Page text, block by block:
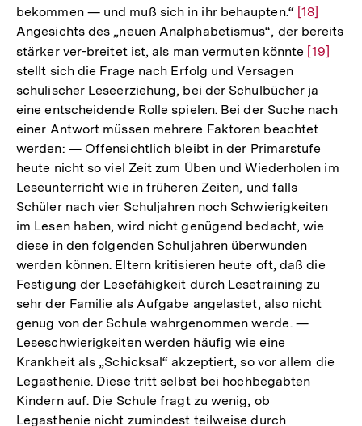
bekommen — und muß sich in ihr behaupten.“ Zur
Auflösung
der
[18]
Angesichts des „neuen Analphabetismus“, der bereits
stärker ver-breitet ist, als man vermuten könnte Zur
der
Fußnote
[19]
stellt sich die Frage nach Erfolg und Versagen
schulischer Leseerziehung, bei der Schulbücher ja
eine entscheidende Rolle spielen. Bei der Suche nach
einer Antwort müssen mehrere Faktoren beachtet
werden: — Offensichtlich bleibt in der Primarstufe
heute nicht so viel Zeit zum Üben und Wiederholen im
Leseunterricht wie in früheren Zeiten, und falls
Schüler nach vier Schuljahren noch Schwierigkeiten
im Lesen haben, wird nicht genügend bedacht, wie
diese in den folgenden Schuljahren überwunden
werden können. Eltern kritisieren heute oft, daß die
Festigung der Lesefähigkeit durch Lesetraining zu
sehr der Familie als Aufgabe angelastet, also nicht
genug von der Schule wahrgenommen werde. —
Leseschwierigkeiten werden häufig wie eine
Krankheit als „Schicksal“ akzeptiert, so vor allem die
Legasthenie. Diese tritt selbst bei hochbegabten
Kindern auf. Die Schule fragt zu wenig, ob
Legasthenie nicht zumindest teilweise durch